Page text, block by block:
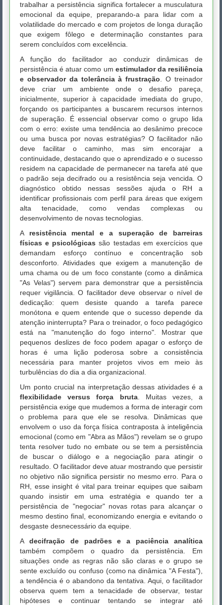
trabalhar a persistência significa fortalecer a musculatura
emocional da equipe, preparando-a para lidar com a
volatilidade do mercado e com projetos de longa duração
que exigem fôlego e determinação constantes para
serem concluídos com excelência.
A função do facilitador ao conduzir dinâmicas de
persistência é atuar como um estimulador da resiliência
e observador da tolerância à frustração . O treinador
deve criar um ambiente onde o desafio pareça,
inicialmente, superior à capacidade imediata do grupo,
forçando os participantes a buscarem recursos internos
de superação. É essencial observar como o grupo lida
com o erro: existe uma tendência ao desânimo precoce
ou uma busca por novas estratégias? O facilitador não
deve facilitar o caminho, mas sim encorajar a
continuidade, destacando que o aprendizado e o sucesso
residem na capacidade de permanecer na tarefa até que
o padrão seja decifrado ou a resistência seja vencida. O
diagnóstico obtido nessas sessões ajuda o RH a
identificar profissionais com perfil para áreas que exigem
alta tenacidade, como vendas complexas ou
desenvolvimento de novas tecnologias.
A resistência mental e a superação de barreiras
físicas e psicológicas são testadas em exercícios que
demandam esforço contínuo e concentração sob
desconforto. Atividades que exigem a manutenção de
uma chama ou de um foco constante (como a dinâmica
"As Velas") servem para demonstrar que a persistência
requer vigilância. O facilitador deve observar o nível de
dedicação: quem desiste quando a tarefa parece
monótona e quem entende que o sucesso depende da
atenção ininterrupta? Para o treinador, o foco pedagógico
está na "manutenção do fogo interno". Mostrar que
pequenos deslizes de foco podem apagar o esforço de
horas é uma lição poderosa sobre a consistência
necessária para manter projetos vivos em meio às
turbulências do dia a dia organizacional.
Um ponto crucial na interpretação dessas atividades é a
flexibilidade versus força bruta. Muitas vezes, a
persistência exige que mudemos a forma de interagir com
o problema para que ele se resolva. Dinâmicas que
envolvem o uso da força física contraposta à inteligência
emocional (como em "Abra as Mãos") revelam se o grupo
tenta resolver tudo no embate ou se tem a persistência
de buscar o diálogo e a negociação para atingir o
resultado. O facilitador deve atuar mostrando que persistir
no objetivo não significa persistir no mesmo erro. Para o
RH, esse insight é vital para treinar equipes que saibam
quando insistir em uma estratégia e quando ter a
persistência de "negociar" novas rotas para alcançar o
mesmo destino final, economizando energia e evitando o
desgaste desnecessário da equipe.
A decifração de padrões e a paciência analítica
também compõem o quadro da persistência. Em
situações onde as regras não são claras e o grupo se
sente excluído ou confuso (como na dinâmica "A Festa"),
a tendência é o abandono da tentativa. Aqui, o facilitador
observa quem tem a tenacidade de observar, testar
hipóteses e continuar tentando se integrar até